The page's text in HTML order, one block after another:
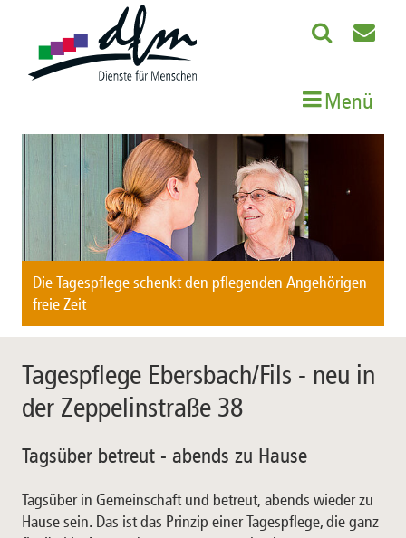
Menü
Die Tagespflege schenkt den pflegenden Angehörigen
freie Zeit
Tagespflege Ebersbach/Fils - neu in
der Zeppelinstraße 38
Tagsüber betreut - abends zu Hause
Tagsüber in Gemeinschaft und betreut, abends wieder zu
Hause sein. Das ist das Prinzip einer Tagespflege, die ganz